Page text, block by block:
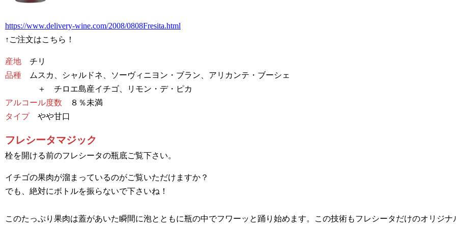
https://www.delivery-wine.com/2008/0808Fresita.html
↑ご注文はこちら！
産地 チリ
品種
ムスカ、シャルドネ、 ソーヴィニヨン・ブラン 、アリカンテ・ブーシェ
＋ チロエ島産イチゴ、リモン・デ・ピカ
アルコール度数
８％未満
タイプやや甘口
フレシータマジック
栓を開ける前のフレシータの瓶底ご覧下さい。
イチゴの果肉が溜まっているのがご覧いただけますか？
でも、絶対にボトルを振らないで下さいね！
このたっぷり果肉は蓋があいた瞬間に泡とともに瓶の中でフワーッと踊り始めます。この技術もフレシータだけのオリジナ